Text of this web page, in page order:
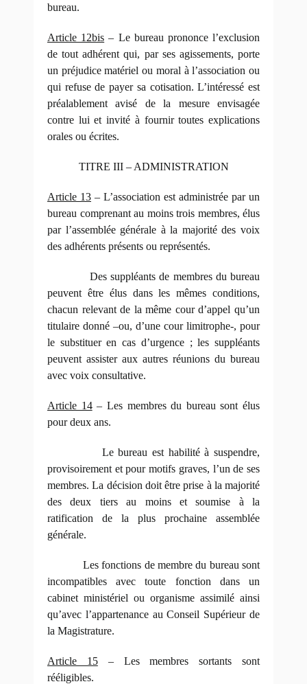
bureau.
Article 12bis – Le bureau prononce l’exclusion
de tout adhérent qui, par ses agissements, porte
un préjudice matériel ou moral à l’association ou
qui refuse de payer sa cotisation. L’intéressé est
préalablement avisé de la mesure envisagée
contre lui et invité à fournir toutes explications
orales ou écrites.
TITRE III – ADMINISTRATION
Article 13 – L’association est administrée par un
bureau comprenant au moins trois membres, élus
par l’assemblée générale à la majorité des voix
des adhérents présents ou représentés.
Des suppléants de membres du bureau
peuvent être élus dans les mêmes conditions,
chacun relevant de la même cour d’appel qu’un
titulaire donné –ou, d’une cour limitrophe-, pour
le substituer en cas d’urgence ; les suppléants
peuvent assister aux autres réunions du bureau
avec voix consultative.
Article 14– Les membres du bureau sont élus
pour deux ans.
Le bureau est habilité à suspendre,
provisoirement et pour motifs graves, l’un de ses
membres. La décision doit être prise à la majorité
des deux tiers au moins et soumise à la
ratification de la plus prochaine assemblée
générale.
Les fonctions de membre du bureau sont
incompatibles avec toute fonction dans un
cabinet ministériel ou organisme assimilé ainsi
qu’avec l’appartenance au Conseil Supérieur de
la Magistrature.
Article 15– Les membres sortants sont
rééligibles.